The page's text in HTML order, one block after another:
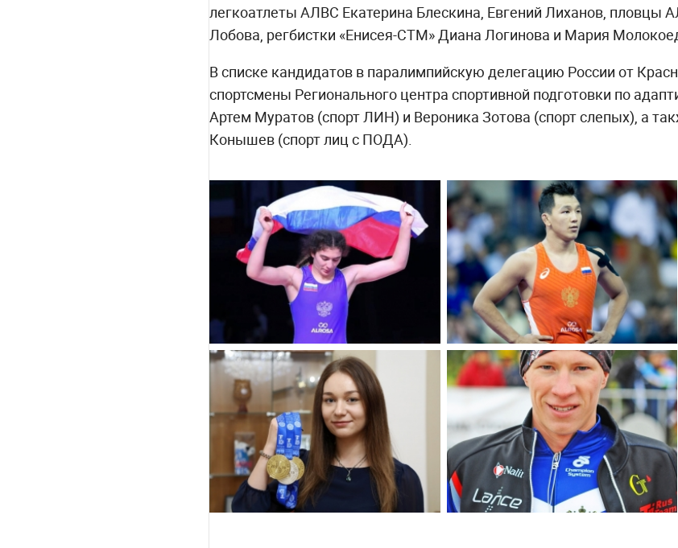
легкоатлеты АЛВС Екатерина Блескина, Евгений Лиханов, пловцы
Лобова, регбистки «Енисея-СТМ» Диана Логинова и Мария
В списке кандидатов в паралимпийскую делегацию России от
спортсмены Регионального центра спортивной подготовки по
Артем Муратов (спорт ЛИН) и Вероника Зотова (спорт слепых), а
Конышев (спорт лиц с ПОДА).